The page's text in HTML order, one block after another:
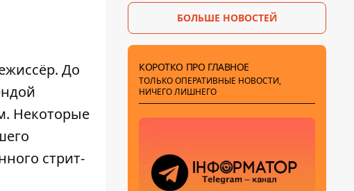
До
Некоторые
стрит-
БОЛЬШЕ НОВОСТЕЙ
КОРОТКО ПРО ГЛАВНОЕ
ТОЛЬКО ОПЕРАТИВНЫЕ НОВОСТИ,
НИЧЕГО ЛИШНЕГО